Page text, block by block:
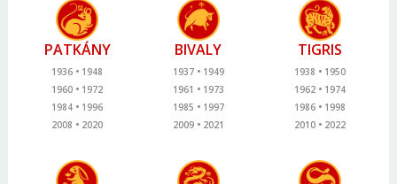
PATKÁNY
1936
1948
1960
1972
1984
1996
2008
2020
BIVALY
1937
1949
1961
1973
1985
1997
2009
2021
TIGRIS
1938
1950
1962
1974
1986
1998
2010
2022